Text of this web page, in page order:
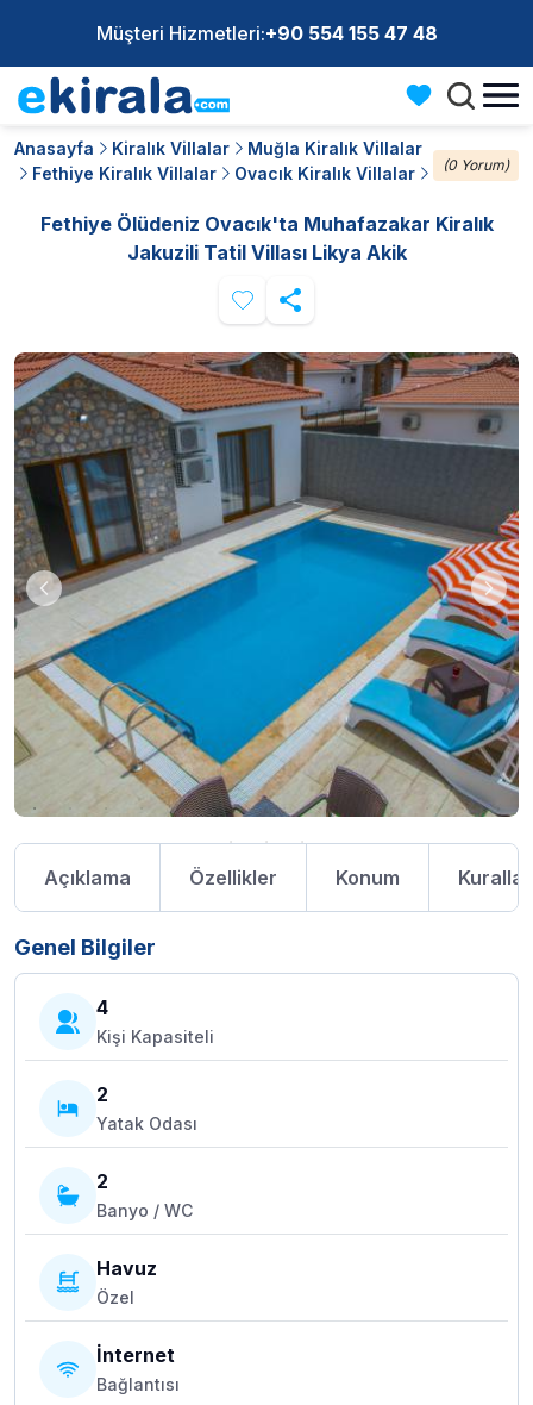
Müşteri Hizmetleri:+90 554 155 47 48
Anasayfa Kiralık Villalar
Muğla Kiralık Villalar
Fethiye Kiralık Villalar
Ovacık Kiralık Villalar (0 Yorum)
Fethiye Ölüdeniz Ovacık'ta Muhafazakar Kiralık
Jakuzili Tatil Villası Likya Akik
Açıklama Özellikler Konum Kurallar
Genel Bilgiler
4
Kişi Kapasiteli
2
Yatak Odası
2
Banyo / WC
Havuz
Özel
İnternet
Bağlantısı